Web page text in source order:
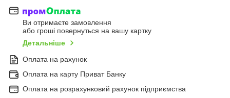
Ви отримаєте замовлення
або гроші повернуться на вашу картку
Детальніше
Оплата на рахунок
Оплата на карту Приват Банку
Оплата на розрахунковий рахунок підприємства